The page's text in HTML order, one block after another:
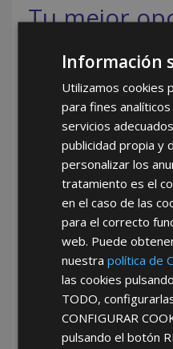
Tu mejor
palotes,
con AFT
En AFT trabajamos
opción de mayorista
cribas**, ofreciendo
sino también un
Nuestro enfoque
palotes, raederas y
de primera mano lo
clientes en el día a día.
palotes, raederas y
integrales que
eficiencia logística.
palotes, raederas y
obtienes un valor
Información
Utilizamos cookies
para fines
servicios
publicidad propia y
personalizar los
tratamiento es el
en el caso de las
para el correcto
web. Puede
nuestrapolítica de
las cookies
TODO,
CONFIGURAR
pulsando el botón